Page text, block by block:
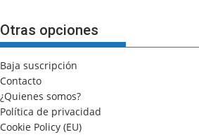
Otras opciones
Baja suscripción
Contacto
¿Quienes somos?
Política de privacidad
Cookie Policy (EU)